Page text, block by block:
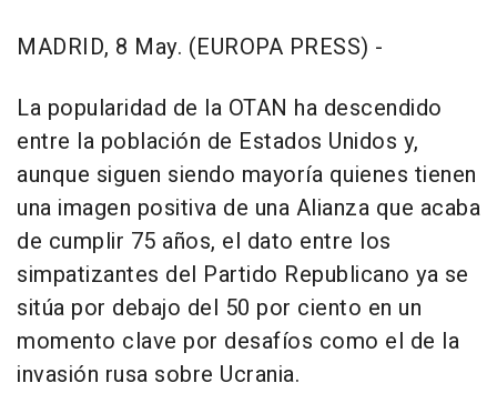
MADRID, 8 May. (EUROPA PRESS) -
La popularidad de la OTAN ha descendido
entre la población de Estados Unidos y,
aunque siguen siendo mayoría quienes tienen
una imagen positiva de una Alianza que acaba
de cumplir 75 años, el dato entre los
simpatizantes del Partido Republicano ya se
sitúa por debajo del 50 por ciento en un
momento clave por desafíos como el de la
invasión rusa sobre Ucrania.